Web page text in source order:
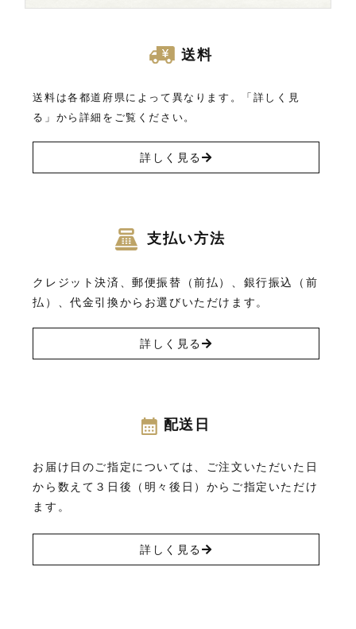
送料
送料は各都道府県によって異なります。「詳しく見
る」から詳細をご覧ください。
詳しく見る
支払い方法
クレジット決済、郵便振替（前払）、銀行振込（前
払）、代金引換からお選びいただけます。
詳しく見る
配送日
お届け日のご指定については、ご注文いただいた日
から数えて３日後（明々後日）からご指定いただけ
ます。
詳しく見る